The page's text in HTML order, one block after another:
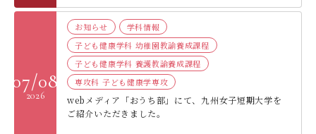
07/08
2026
お知らせ
学科情報
子ども健康学科 幼稚園教諭養成課程
子ども健康学科 養護教諭養成課程
専攻科 子ども健康学専攻
webメディア「おうち部」にて、九州女子短期大学を
ご紹介いただきました。